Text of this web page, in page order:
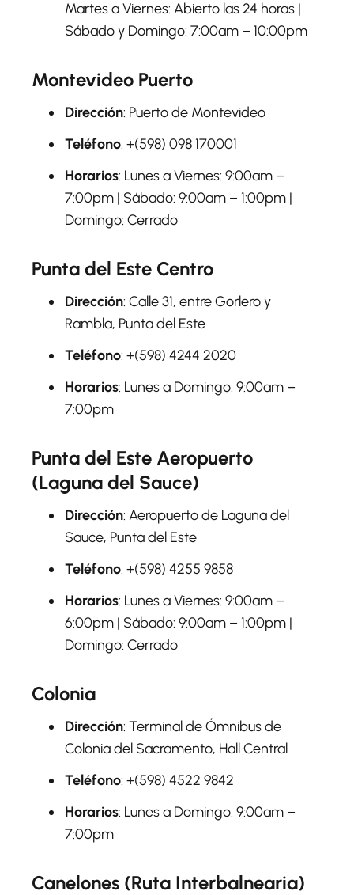
Martes a Viernes: Abierto las 24 horas |
Sábado y Domingo: 7:00am – 10:00pm
Montevideo Puerto
Dirección: Puerto de Montevideo
Teléfono: +(598) 098 170001
Horarios: Lunes a Viernes: 9:00am –
7:00pm | Sábado: 9:00am – 1:00pm |
Domingo: Cerrado
Punta del Este Centro
Dirección: Calle 31, entre Gorlero y
Rambla, Punta del Este
Teléfono: +(598) 4244 2020
Horarios: Lunes a Domingo: 9:00am –
7:00pm
Punta del Este Aeropuerto
(Laguna del Sauce)
Dirección: Aeropuerto de Laguna del
Sauce, Punta del Este
Teléfono: +(598) 4255 9858
Horarios: Lunes a Viernes: 9:00am –
6:00pm | Sábado: 9:00am – 1:00pm |
Domingo: Cerrado
Colonia
Dirección: Terminal de Ómnibus de
Colonia del Sacramento, Hall Central
Teléfono: +(598) 4522 9842
Horarios: Lunes a Domingo: 9:00am –
7:00pm
Canelones (Ruta Interbalnearia)